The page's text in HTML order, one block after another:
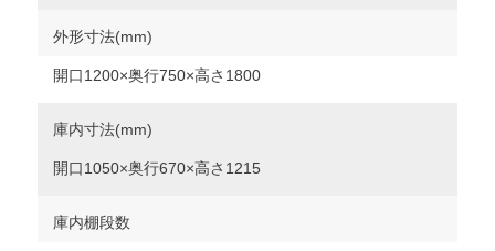
外形寸法(mm)
開口1200×奥行750×高さ1800
庫内寸法(mm)
開口1050×奥行670×高さ1215
庫内棚段数